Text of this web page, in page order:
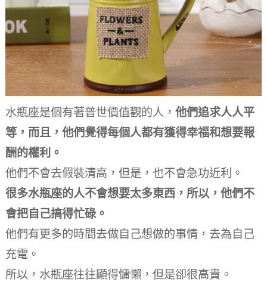
水瓶座是個有著普世價值觀的人， 他們追求人人平
等，而且，他們覺得每個人都有獲得幸福和想要報
酬的權利。
他們不會去假裝清高，但是，也不會急功近利。
很多水瓶座的人不會想要太多東西，所以，他們不
會把自己搞得忙碌。
他們有更多的時間去做自己想做的事情，去為自己
充電。
所以，水瓶座往往顯得慵懶，但是卻很高貴。